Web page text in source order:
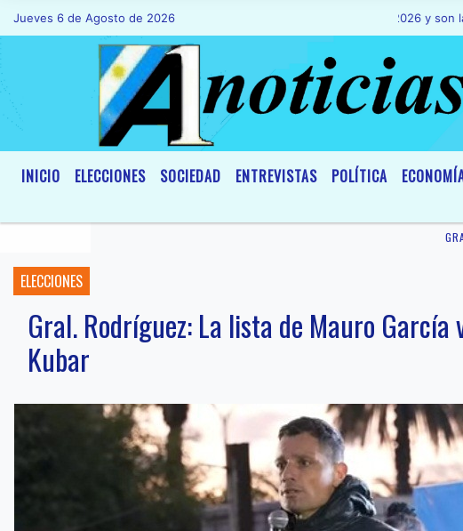
Jueves 6 de Agosto de 2026Hoy es Jueves 6 de Agosto de 2026 y son las
INICIO ELECCIONES SOCIEDAD ENTREVISTAS POLÍTICA
ELECCIONES
Gral. Rodríguez: La lista de Mauro
Kubar